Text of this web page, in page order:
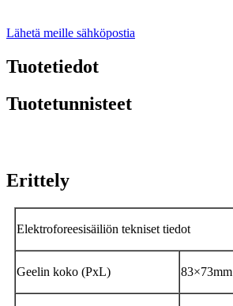
Lähetä meille sähköpostia
Tuotetiedot
Tuotetunnisteet
Erittely
Elektroforeesisäiliön tekniset tiedot
Geelin koko (PxL) 83×73mm